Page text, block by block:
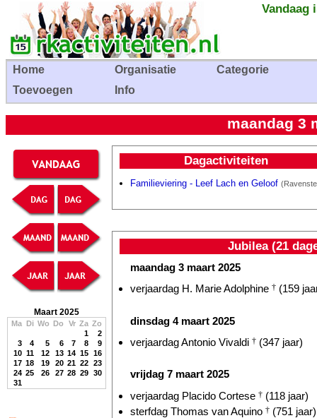
Vandaag
Home Organisatie
Categorie
Toevoegen
Info
maandag 3
Maart 2025
Ma Di Wo Do Vr Za Zo
1
2
3
4 5 6 7 8
9
10 11 12 13 14 15 16
17 18 19 20 21 22 23
24 25 26 27 28 29 30
31
Dagactiviteiten
Familieviering - Leef Lach en Geloof
Jubilea (21
maandag 3 maart 2025
verjaardag H. Marie Adolphine † (159
dinsdag 4 maart 2025
verjaardag Antonio Vivaldi † (347 jaar)
vrijdag 7 maart 2025
verjaardag Placido Cortese † (118 jaar)
sterfdag Thomas van Aquino † (751 jaar)